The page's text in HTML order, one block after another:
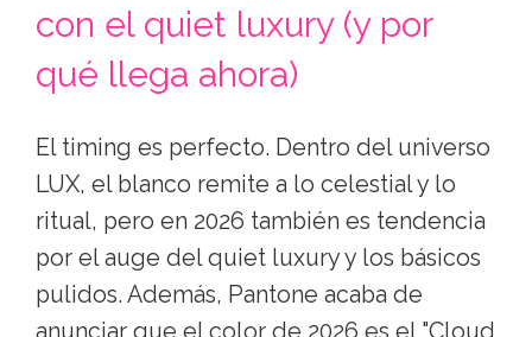
con el quiet luxury (y por
qué llega ahora)
El timing es perfecto. Dentro del universo
LUX, el blanco remite a lo celestial y lo
ritual, pero en 2026 también es tendencia
por el auge del quiet luxury y los básicos
pulidos. Además, Pantone acaba de
anunciar que el color de 2026 es el "Cloud